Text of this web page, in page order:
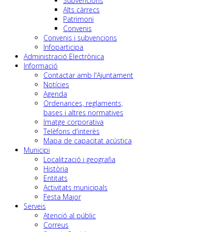
Alts càrrecs
Patrimoni
Convenis
Convenis i subvencions
Infoparticipa
Administració Electrònica
Informació
Contactar amb l'Ajuntament
Notícies
Agenda
Ordenances, reglaments,
bases i altres normatives
Imatge corporativa
Telèfons d'interès
Mapa de capacitat acústica
Municipi
Localització i geografia
Història
Entitats
Activitats municipals
Festa Major
Serveis
Atenció al públic
Correus